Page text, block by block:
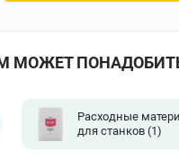
МОЖЕТ
Расходные
для станков (1)